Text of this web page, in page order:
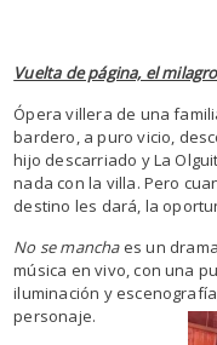
Vuelta de página, el
Ópera villera de una
bardero, a puro vicio,
hijo descarriado y La
nada con la villa. Pero
destino les dará, la
No se mancha es un
música en vivo, con una
iluminación y
personaje.